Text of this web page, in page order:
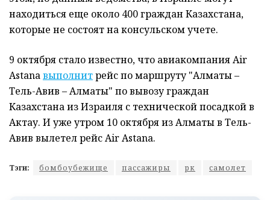
находиться еще около 400 граждан Казахстана,
которые не состоят на консульском учете.
9 октября стало известно, что авиакомпания Air
Astanaвыполнитрейс по маршруту "Алматы –
Тель-Авив – Алматы" по вывозу граждан
Казахстана из Израиля с технической посадкой в
Актау. И уже утром 10 октября из Алматы в Тель-
Авив вылетел рейс Air Astana.
Тэги: бомбоубежище пассажиры рк самолет